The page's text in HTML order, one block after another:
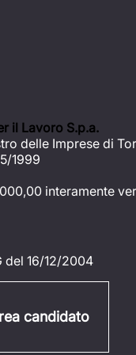
il Lavoro S.p.a.
delle Imprese di
1999
interamente
del 16/12/2004
candidato